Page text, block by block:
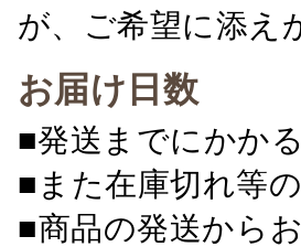
が、ご希望に添え
お届け日数
■発送までにかか
■また在庫切れ等
■商品の発送から